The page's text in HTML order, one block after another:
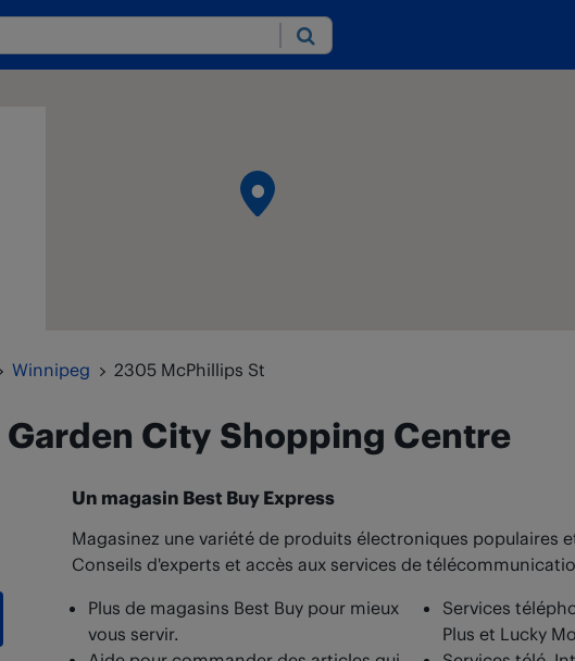
Submit
Winnipeg 2305 McPhillips St
Garden City Shopping Centre
Un magasin Best Buy Express
Magasinez une variété de produits électroniques populaires
Conseils d'experts et accès aux services de
Plus de magasins Best Buy pour mieux
vous servir.
Services
Plus et Lucky